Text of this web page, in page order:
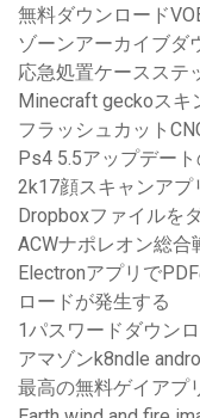
無料ダウンロード
ゾーンアーカイブダ
応急処置ケースステ
Minecraft geckoスキ
フラッシュカット
Ps4 5.5アップデー
2k17顔スキャンアプ
Dropboxファイルを
ACWナポレオン総
Electronアプリで
ロードが発生する
1パスワードダウン
アマゾンk8ndle
最高の無料ゲイアプ